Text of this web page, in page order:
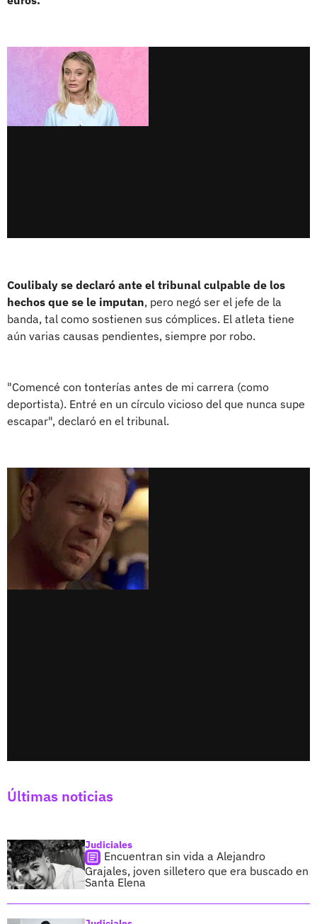
Coulibaly se declaró ante el tribunal culpable de los
hechos que se le imputan, pero negó ser el jefe de la
banda, tal como sostienen sus cómplices. El atleta tiene
aún varias causas pendientes, siempre por robo.
"Comencé con tonterías antes de mi carrera (como
deportista). Entré en un círculo vicioso del que nunca supe
escapar", declaró en el tribunal.
Últimas noticias
Judiciales
Encuentran sin vida a Alejandro
Grajales, joven silletero que era buscado en
Santa Elena